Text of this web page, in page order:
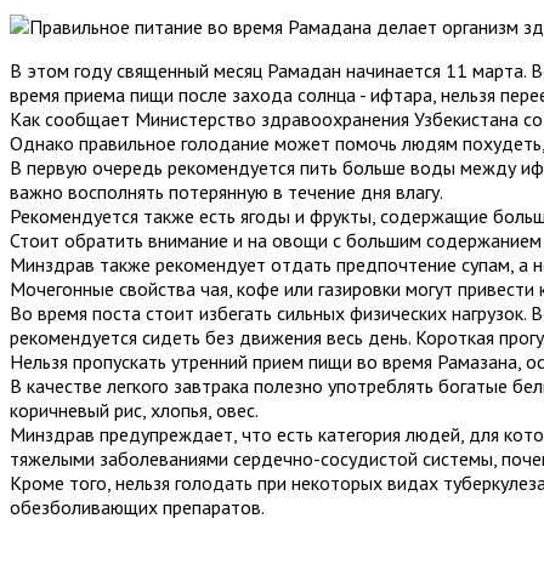
В этом году священный месяц Рамадан начинается 11 марта.
время приема пищи после захода солнца - ифтара, нельзя
Как сообщает Министерство здравоохранения Узбекистана
Однако правильное голодание может помочь людям
В первую очередь рекомендуется пить больше воды между
важно восполнять потерянную в течение дня влагу.
Рекомендуется также есть ягоды и фрукты, содержащие
Стоит обратить внимание и на овощи с большим содержанием
Минздрав также рекомендует отдать предпочтение супам,
Мочегонные свойства чая, кофе или газировки могут
Во время поста стоит избегать сильных физических
рекомендуется сидеть без движения весь день. Короткая
Нельзя пропускать утренний прием пищи во время
В качестве легкого завтрака полезно употреблять богатые
коричневый рис, хлопья, овес.
Минздрав предупреждает, что есть категория людей, для
тяжелыми заболеваниями сердечно-сосудистой системы,
Кроме того, нельзя голодать при некоторых видах
обезболивающих препаратов.